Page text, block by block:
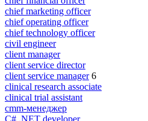
chief marketing officer
chief operating officer
chief technology officer
civil engineer
client manager
client service director
client service manager 6
clinical research associate
clinical trial assistant
cmm-менеджер
C# .NET developer